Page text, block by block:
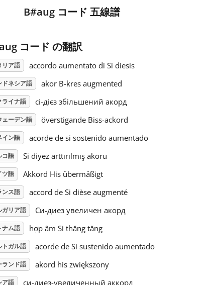
B#aug コード 五線譜
コード の翻訳
リア語 accordo aumentato di Si diesis
ドネシア語 akor B-kres augmented
ライナ語 сі-дієз збільшений акорд
ェーデン語 överstigande Biss-ackord
イン語 acorde de si sostenido aumentado
コ語 Si diyez arttırılmış akoru
ツ語 Akkord His übermäßigt
ンス語 accord de Si dièse augmenté
ガリア語 Си-диез увеличен акорд
ナム語 hợp âm Si thăng tăng
トガル語 acorde de Si sustenido aumentado
ランド語 akord his zwiększony
ア語 си-диез-увеличенный аккорд